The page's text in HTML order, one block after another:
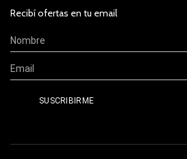
Recibí ofertas en tu email